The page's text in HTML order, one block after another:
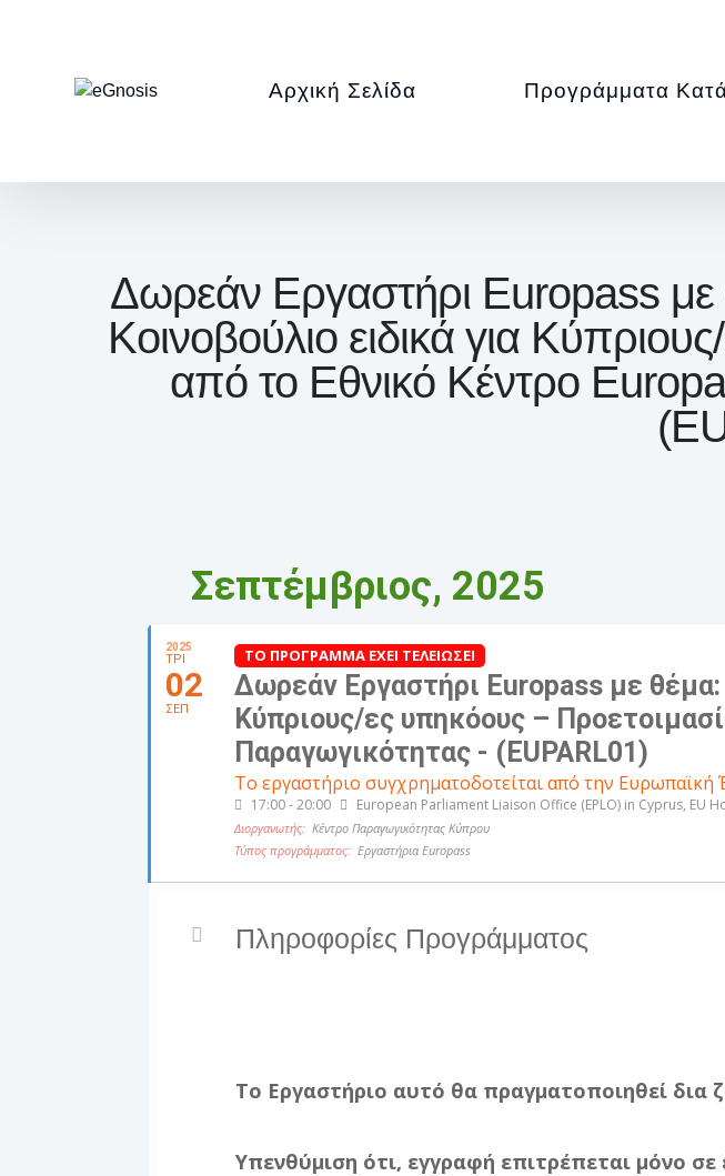
Αρχική Σελίδα Προγράμματα
Δωρεάν Εργαστήρι Europass με
Κοινοβούλιο ειδικά για
από το Εθνικό Κέντρο
Σεπτέμβριος, 2025
2025
ΤΡΙ
02
ΣΕΠ
ΤΟ ΠΡΟΓΡΑΜΜΑ ΕΧΕΙ ΤΕΛΕΙΩΣΕΙ
Δωρεάν Εργαστήρι Europass με θέμα:
Κύπριους/ες υπηκόους –
Παραγωγικότητας - (EUPARL01)
Το εργαστήριο συγχρηματοδοτείται από την Ευρωπαϊκή
17:00 - 20:00 European Parliament Liaison Office (EPLO) in Cyprus, EU
Διοργανωτής: Κέντρο Παραγωγικότητας Κύπρου
Τύπος προγράμματος: Εργαστήρια Europass
Πληροφορίες Προγράμματος
Το Εργαστήριο αυτό θα πραγματοποιηθεί δια
Υπενθύμιση ότι, εγγραφή επιτρέπεται μόνο